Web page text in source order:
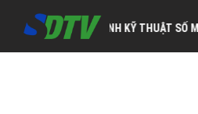
TRUYỀN HÌNH KỸ THUẬT SỐ MIỀN NAM